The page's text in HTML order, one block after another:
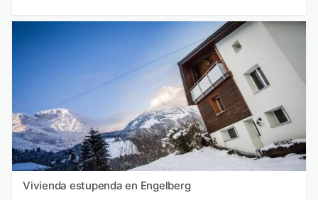
Vivienda estupenda en Engelberg